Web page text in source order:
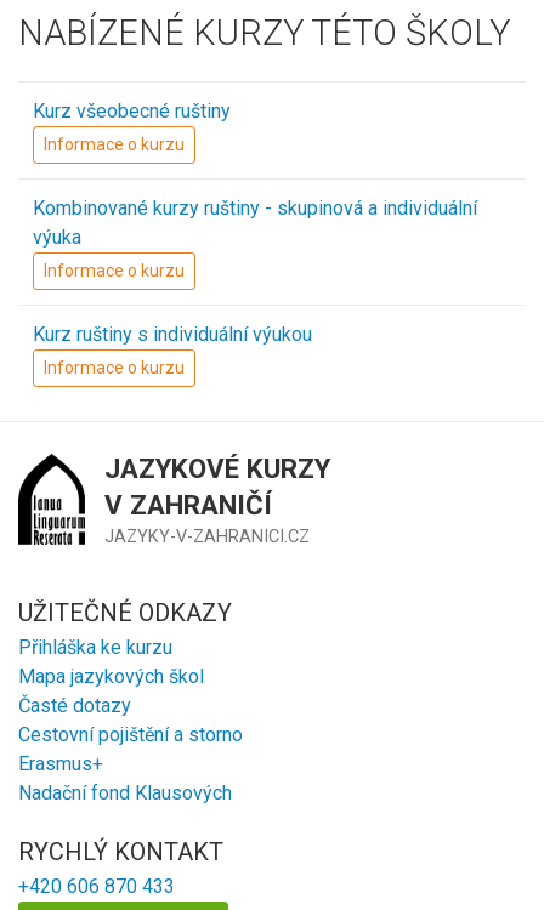
NABÍZENÉ KURZY TÉTO ŠKOLY
Kurz všeobecné ruštiny
Informace o kurzu
Kombinované kurzy ruštiny - skupinová a individuální
výuka
Informace o kurzu
Kurz ruštiny s individuální výukou
Informace o kurzu
JAZYKOVÉ KURZY
V ZAHRANIČÍ
JAZYKY-V-ZAHRANICI.CZ
UŽITEČNÉ ODKAZY
Přihláška ke kurzu
Mapa jazykových škol
Časté dotazy
Cestovní pojištění a storno
Erasmus+
Nadační fond Klausových
RYCHLÝ KONTAKT
+420 606 870 433